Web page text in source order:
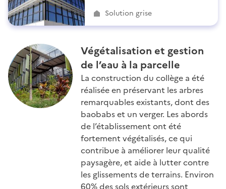
Solution grise
Végétalisation et gestion
de l’eau à la parcelle
La construction du collège a été
réalisée en préservant les arbres
remarquables existants, dont des
baobabs et un verger. Les abords
de l’établissement ont été
fortement végétalisés, ce qui
contribue à améliorer leur qualité
paysagère, et aide à lutter contre
les glissements de terrains. Environ
60% des sols extérieurs sont